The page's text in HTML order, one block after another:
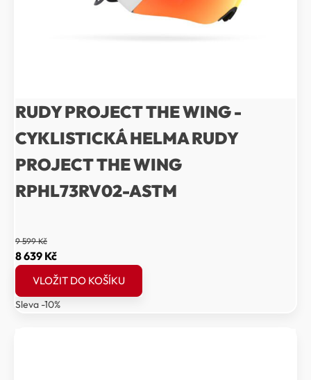
RUDY PROJECT THE WING -
CYKLISTICKÁ HELMA RUDY
PROJECT THE WING
RPHL73RV02-ASTM
9 599Kč
Původní
cena
byla:
9
8 639 KčAktuální
cena
8
VLOŽIT DO KOŠÍKU
Sleva -10%